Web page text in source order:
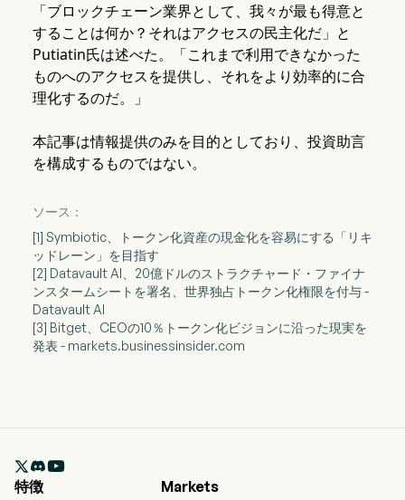
「ブロックチェーン業界として、我々が最も得意と
することは何か？それはアクセスの民主化だ」と
Putiatin氏は述べた。「これまで利用できなかった
ものへのアクセスを提供し、それをより効率的に合
理化するのだ。」
本記事は情報提供のみを目的としており、投資助言
を構成するものではない。
ソース：
[1] Symbiotic、トークン化資産の現金化を容易にする「リキ
ッドレーン」を目指す
[2] Datavault AI、20億ドルのストラクチャード・ファイナ
ンスタームシートを署名、世界独占トークン化権限を付与 -
Datavault AI
[3] Bitget、CEOの10％トークン化ビジョンに沿った現実を
発表 - markets.businessinsider.com

特徴
Markets